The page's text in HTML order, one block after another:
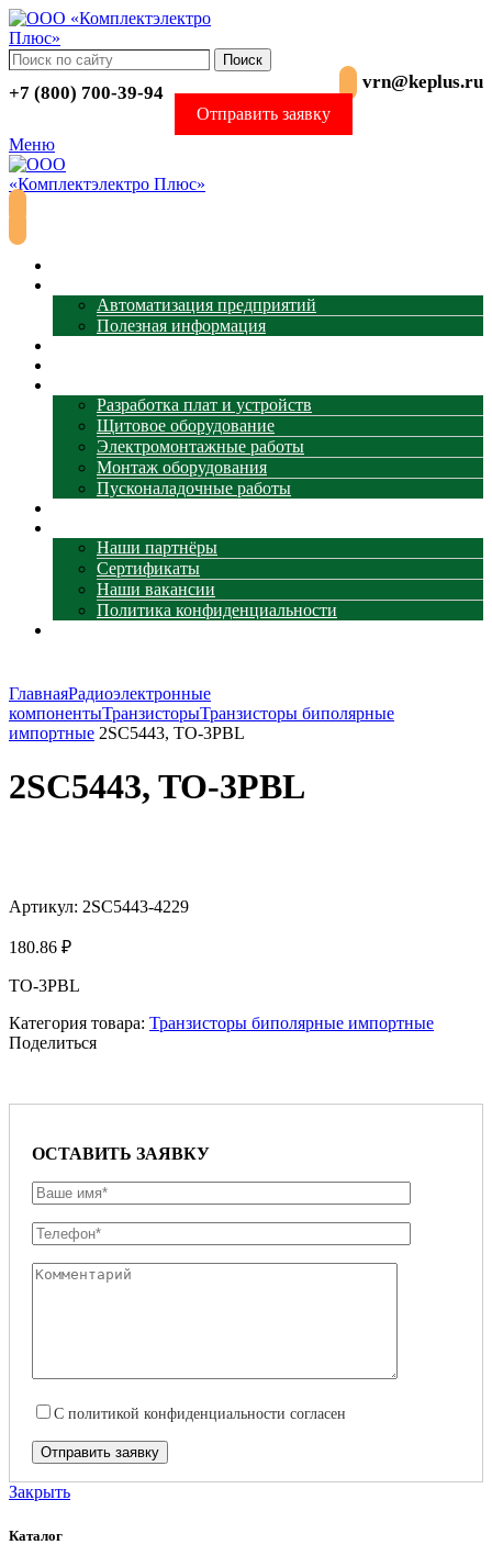
Поиск
vrn@keplus.ru
+7 (800) 700-39-94
Отправить заявку
Меню
Автоматизация предприятий
Полезная информация
Разработка плат и устройств
Щитовое оборудование
Электромонтажные работы
Монтаж оборудования
Пусконаладочные работы
Наши партнёры
Сертификаты
Наши вакансии
Политика конфиденциальности
ГлавнаяРадиоэлектронные
компонентыТранзисторыТранзисторы биполярные
импортные 2SC5443, TO-3PBL
2SC5443, TO-3PBL
Артикул: 2SC5443-4229
180.86 ₽
TO-3PBL
Категория товара: Транзисторы биполярные импортные
Поделиться
ОСТАВИТЬ ЗАЯВКУ
С политикой конфиденциальности согласен
Закрыть
Каталог